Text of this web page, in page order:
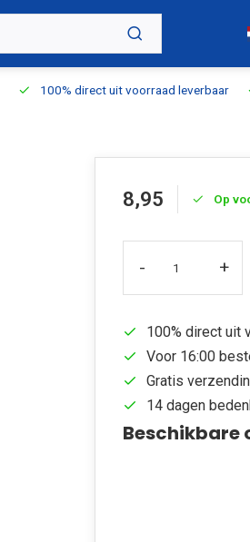
100% direct uit voorraad leverbaar
8,95 Op
- +
100% direct uit
Voor 16:00
Gratis
14 dagen
Beschikbare